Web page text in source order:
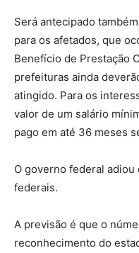
Será antecipado
para os afetados, que
Benefício de Prestação
prefeituras ainda
atingido. Para os
valor de um salário
pago em até 36 meses
O governo federal
federais.
A previsão é que o
reconhecimento do